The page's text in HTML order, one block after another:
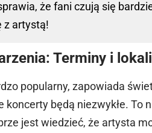
że fani czują się
z artystą!
Terminy i
popularny, zapowiada
koncerty będą niezwykłe. To
jest wiedzieć, że artysta